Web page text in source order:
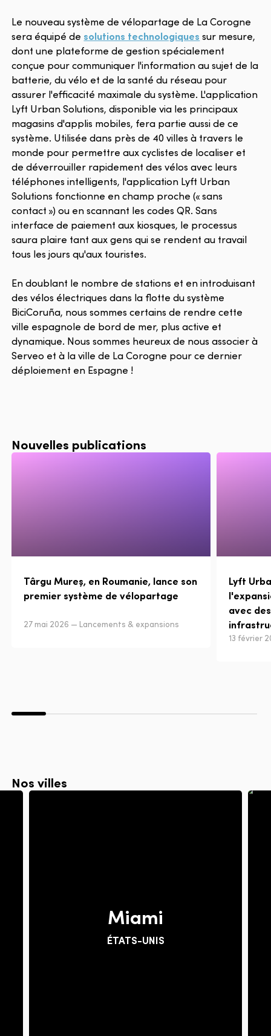
Le nouveau système de vélopartage de La Corogne
sera équipé de solutions technologiques sur mesure,
dont une plateforme de gestion spécialement
conçue pour communiquer l'information au sujet de la
batterie, du vélo et de la santé du réseau pour
assurer l'efficacité maximale du système. L'application
Lyft Urban Solutions, disponible via les principaux
magasins d'applis mobiles, fera partie aussi de ce
système. Utilisée dans près de 40 villes à travers le
monde pour permettre aux cyclistes de localiser et
de déverrouiller rapidement des vélos avec leurs
téléphones intelligents, l'application Lyft Urban
Solutions fonctionne en champ proche (« sans
contact ») ou en scannant les codes QR. Sans
interface de paiement aux kiosques, le processus
saura plaire tant aux gens qui se rendent au travail
tous les jours qu'aux touristes.
En doublant le nombre de stations et en introduisant
des vélos électriques dans la flotte du système
BiciCoruña, nous sommes certains de rendre cette
ville espagnole de bord de mer, plus active et
dynamique. Nous sommes heureux de nous associer à
Serveo et à la ville de La Corogne pour ce dernier
déploiement en Espagne !
Nouvelles publications
Târgu Mureș, en Roumanie, lance son
premier système de vélopartage
27 mai 2026 — Lancements & expansions
Lyft
avec
13 février
Nos villes
Miami
ÉTATS-UNIS